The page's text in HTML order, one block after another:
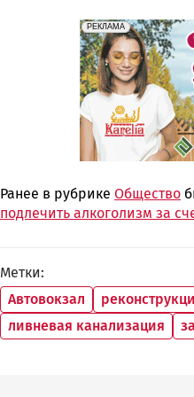
erid:
РЕКЛАМА
Реклама
Ранее в рубрике Общество
подлечить алкоголизм за
Метки
Автовокзал
ливневая канализация